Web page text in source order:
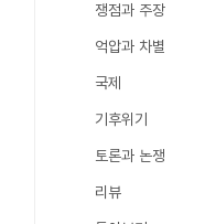
쟁점과 주장
억압과 차별
국제
기후위기
토론과 논쟁
리뷰